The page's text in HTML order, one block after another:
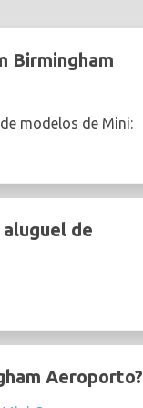
Birmingham
modelos de Mini:
de
Aeroporto?